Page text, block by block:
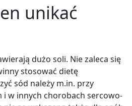
unikać
dużo soli. Nie zaleca się
stosować dietę
sód należy m.in. przy
i w innych chorobach sercowo-